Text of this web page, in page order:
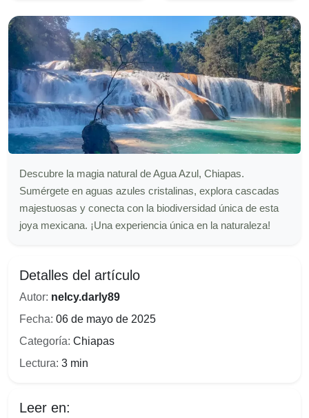
Descubre la magia natural de Agua Azul, Chiapas.
Sumérgete en aguas azules cristalinas, explora cascadas
majestuosas y conecta con la biodiversidad única de esta
joya mexicana. ¡Una experiencia única en la naturaleza!
Detalles del artículo
Autor: nelcy.darly89
Fecha: 06 de mayo de 2025
Categoría: Chiapas
Lectura: 3 min
Leer en: